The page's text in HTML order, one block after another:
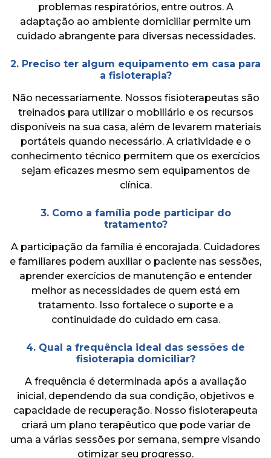
problemas respiratórios, entre outros. A
adaptação ao ambiente domiciliar permite um
cuidado abrangente para diversas necessidades.
2. Preciso ter algum equipamento em casa para
a fisioterapia?
Não necessariamente. Nossos fisioterapeutas são
treinados para utilizar o mobiliário e os recursos
disponíveis na sua casa, além de levarem materiais
portáteis quando necessário. A criatividade e o
conhecimento técnico permitem que os exercícios
sejam eficazes mesmo sem equipamentos de
clínica.
3. Como a família pode participar do
tratamento?
A participação da família é encorajada. Cuidadores
e familiares podem auxiliar o paciente nas sessões,
aprender exercícios de manutenção e entender
melhor as necessidades de quem está em
tratamento. Isso fortalece o suporte e a
continuidade do cuidado em casa.
4. Qual a frequência ideal das sessões de
fisioterapia domiciliar?
A frequência é determinada após a avaliação
inicial, dependendo da sua condição, objetivos e
capacidade de recuperação. Nosso fisioterapeuta
criará um plano terapêutico que pode variar de
uma a várias sessões por semana, sempre visando
otimizar seu progresso.